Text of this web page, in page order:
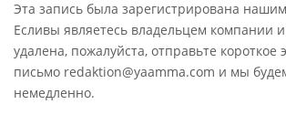
Эта запись была зарегистрирована
Есливы являетесь владельцем компании
удалена, пожалуйста, отправьте короткое
письмо redaktion@yaamma.com и мы
немедленно.